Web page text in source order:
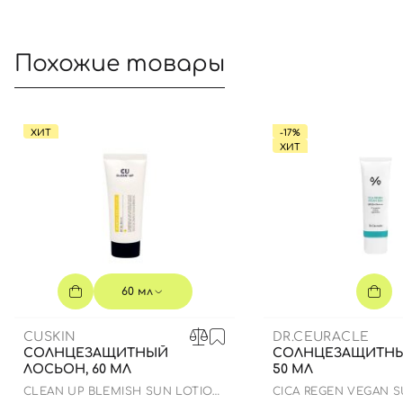
Похожие товары
ХИТ
60 мл
CUSKIN
СОЛНЦЕЗАЩИТНЫЙ
ЛОСЬОН, 60 МЛ
CLEAN UP BLEMISH SUN LOTION
-17%
ХИТ
DR.CEURACLE
50 МЛ
СICA REGEN VEGAN